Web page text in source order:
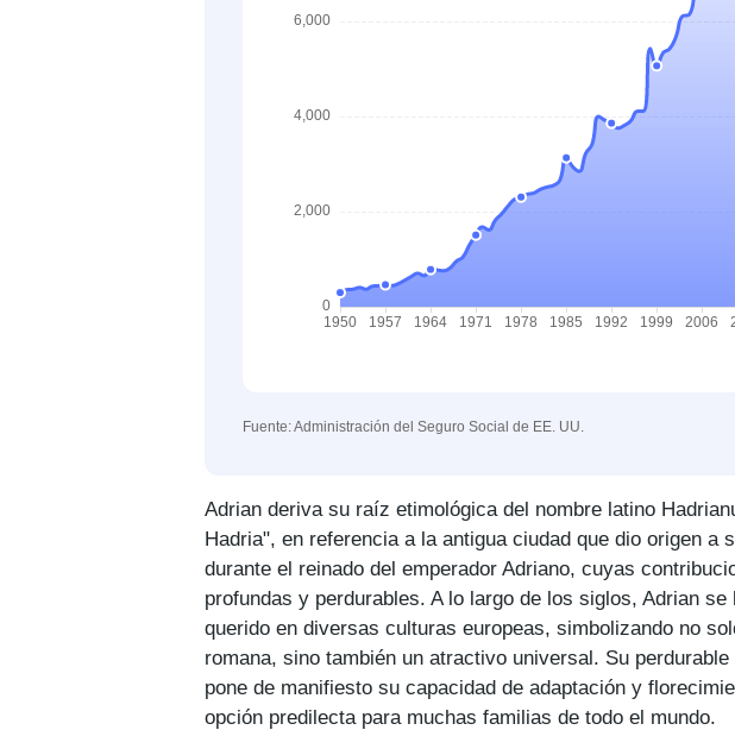
Fuente: Administración del Seguro Social de EE. UU.
Adrian deriva su raíz etimológica del nombre latino
Hadria", en referencia a la antigua ciudad que dio origen a
durante el reinado del emperador Adriano, cuyas
profundas y perdurables. A lo largo de los siglos, Adrian
querido en diversas culturas europeas, simbolizando no
romana, sino también un atractivo universal. Su
pone de manifiesto su capacidad de adaptación y
opción predilecta para muchas familias de todo el mundo.